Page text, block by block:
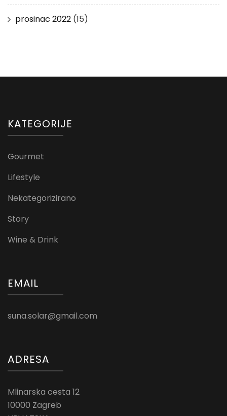
prosinac 2022 (15)
KATEGORIJE
Gourmet
Lifestyle
Nekategorizirano
Story
Wine & Drink
EMAIL
suna.solar@gmail.com
ADRESA
Mlinarska cesta 12
10000 Zagreb